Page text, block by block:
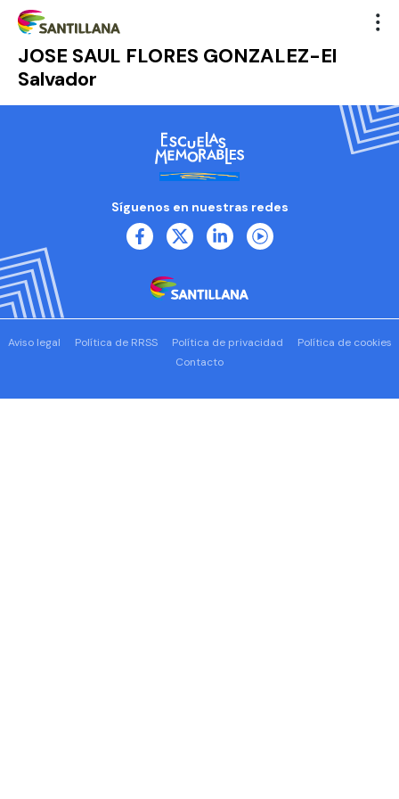
JOSE SAUL FLORES GONZALEZ-El
Salvador
Síguenos en nuestras redes
Aviso legal Política de RRSS Política de privacidad
Política de cookies
Contacto